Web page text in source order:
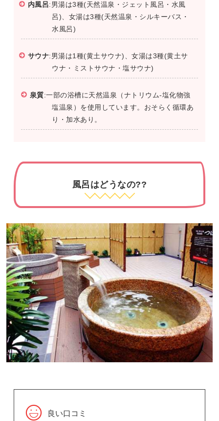
内風呂:男湯は3種(天然温泉・ジェット風呂・水風
呂)、女湯は3種(天然温泉・シルキーバス・
水風呂)
サウナ:男湯は1種(黄土サウナ)、女湯は3種(黄土サ
ウナ・ミストサウナ・塩サウナ)
泉質:一部の浴槽に天然温泉（ナトリウム-塩化物強
塩温泉）を使用しています。おそらく循環あ
り・加水あり。
風呂はどうなの??
良い口コミ